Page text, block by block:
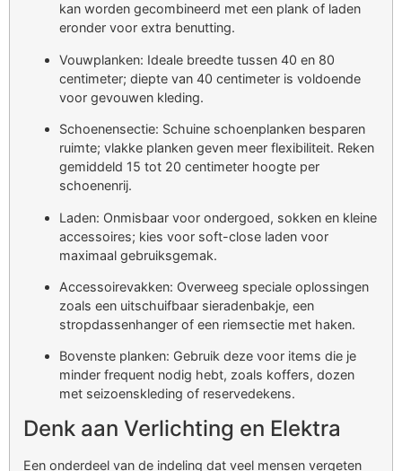
kan worden gecombineerd met een plank of laden
eronder voor extra benutting.
Vouwplanken: Ideale breedte tussen 40 en 80
centimeter; diepte van 40 centimeter is voldoende
voor gevouwen kleding.
Schoenensectie: Schuine schoenplanken besparen
ruimte; vlakke planken geven meer flexibiliteit. Reken
gemiddeld 15 tot 20 centimeter hoogte per
schoenenrij.
Laden: Onmisbaar voor ondergoed, sokken en kleine
accessoires; kies voor soft-close laden voor
maximaal gebruiksgemak.
Accessoirevakken: Overweeg speciale oplossingen
zoals een uitschuifbaar sieradenbakje, een
stropdassenhanger of een riemsectie met haken.
Bovenste planken: Gebruik deze voor items die je
minder frequent nodig hebt, zoals koffers, dozen
met seizoenskleding of reservedekens.
Denk aan Verlichting en Elektra
Een onderdeel van de indeling dat veel mensen vergeten